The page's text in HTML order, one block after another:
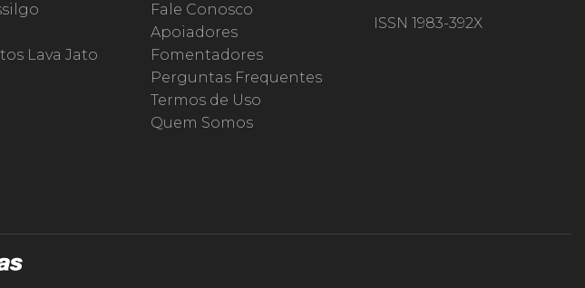
Lava Jato
Fale Conosco
Apoiadores
Fomentadores
Perguntas Frequentes
Termos de Uso
Quem Somos
ISSN 1983-392X